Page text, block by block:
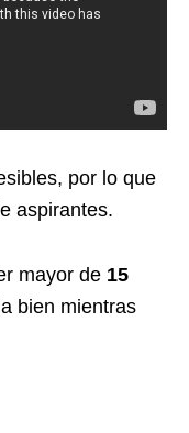
por lo que
aspirantes.
mayor de 15
bien mientras